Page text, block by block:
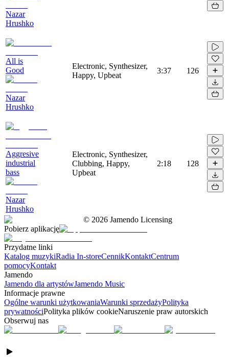
Nazar
Hrushko
All is
Good
Nazar
Hrushko
Electronic, Synthesizer,
Happy, Upbeat
3:37 126
Aggresive
industrial
bass
Nazar
Hrushko
Electronic, Synthesizer,
Clubbing, Happy,
Upbeat
2:18 128
© 2026 Jamendo Licensing
Pobierz aplikację
Przydatne linki
Katalog muzykiRadia In-storeCennikKontaktCentrum
pomocyKontakt
Jamendo
Jamendo dla artystówJamendo Music
Informacje prawne
Ogólne warunki użytkowaniaWarunki sprzedażyPolityka
prywatnościPolityka plików cookieNaruszenie praw autorskich
Obserwuj nas